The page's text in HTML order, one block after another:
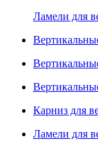
Ламели для
Карниз для
Ламели для